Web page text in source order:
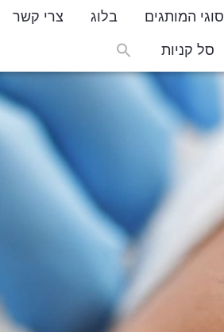
סוגי המותגים בלוג צרי קשר
סל קניות
Search
Search Button